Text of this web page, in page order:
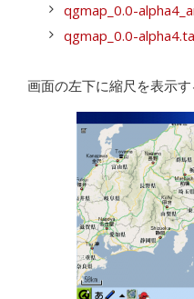
qgmap_0.0-
qgmap_0.0-
画面の左下に縮尺を表示す